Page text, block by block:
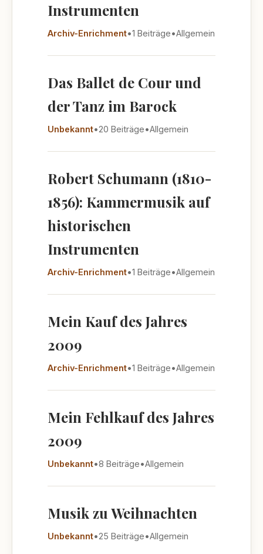
Instrumenten
Archiv-Enrichment•1 Beiträge•Allgemein
Das Ballet de Cour und
der Tanz im Barock
Unbekannt•20 Beiträge•Allgemein
Robert Schumann (1810-
1856): Kammermusik auf
historischen
Instrumenten
Archiv-Enrichment•1 Beiträge•Allgemein
Mein Kauf des Jahres
2009
Archiv-Enrichment•1 Beiträge•Allgemein
Mein Fehlkauf des Jahres
2009
Unbekannt•8 Beiträge•Allgemein
Musik zu Weihnachten
Unbekannt•25 Beiträge•Allgemein